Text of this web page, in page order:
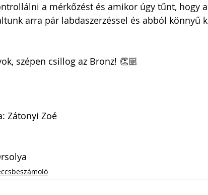
a mérkőzést és amikor úgy tűnt, hogy a
arra pár labdaszerzéssel és abból könnyű
szépen csillog az Bronz! 👏🏼
Zátonyi Zoé